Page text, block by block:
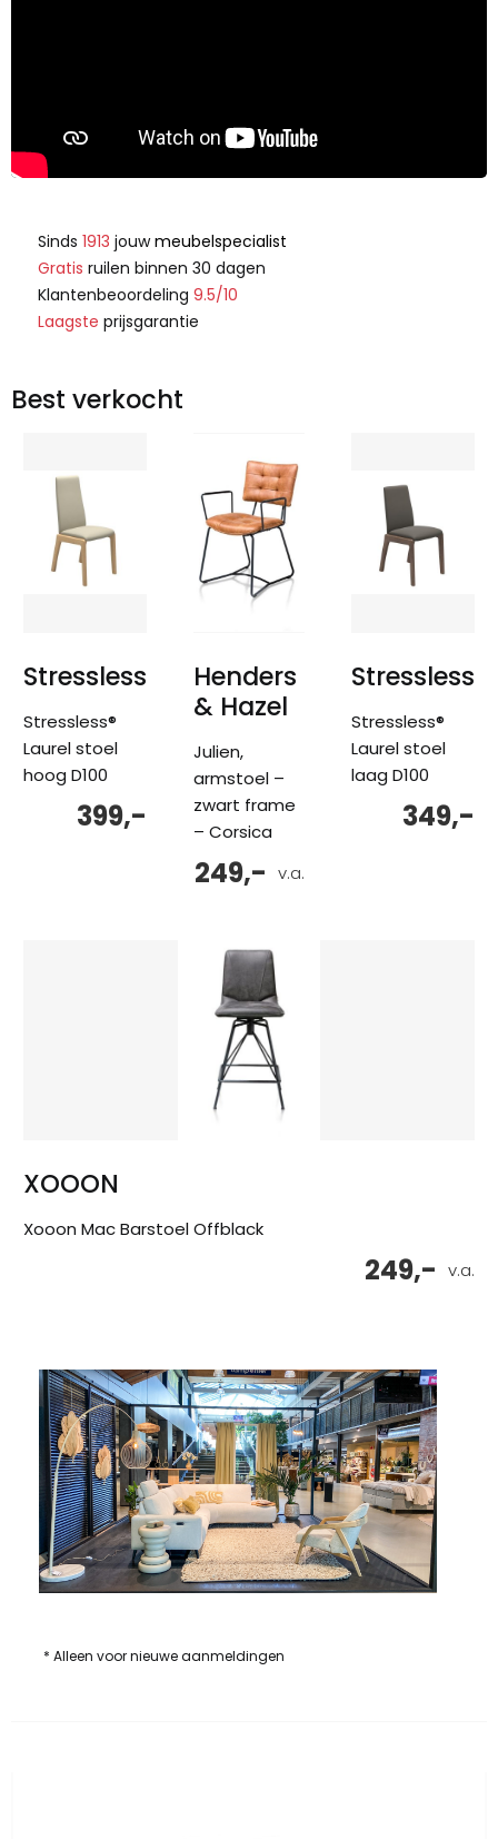
Sinds 1913 jouwmeubelspecialist
Gratis ruilen binnen 30 dagen
Klantenbeoordeling 9.5/10
Laagste prijsgarantie
Best verkocht
Stressless
Stressless®
Laurel stoel
hoog D100
399,-
Henders
& Hazel
Julien,
armstoel –
zwart frame
– Corsica
v.a.
249,-
Stressless
Stressless®
Laurel stoel
laag D100
349,-
XOOON
Xooon Mac Barstoel Offblack
v.a.
249,-
* Alleen voor nieuwe aanmeldingen